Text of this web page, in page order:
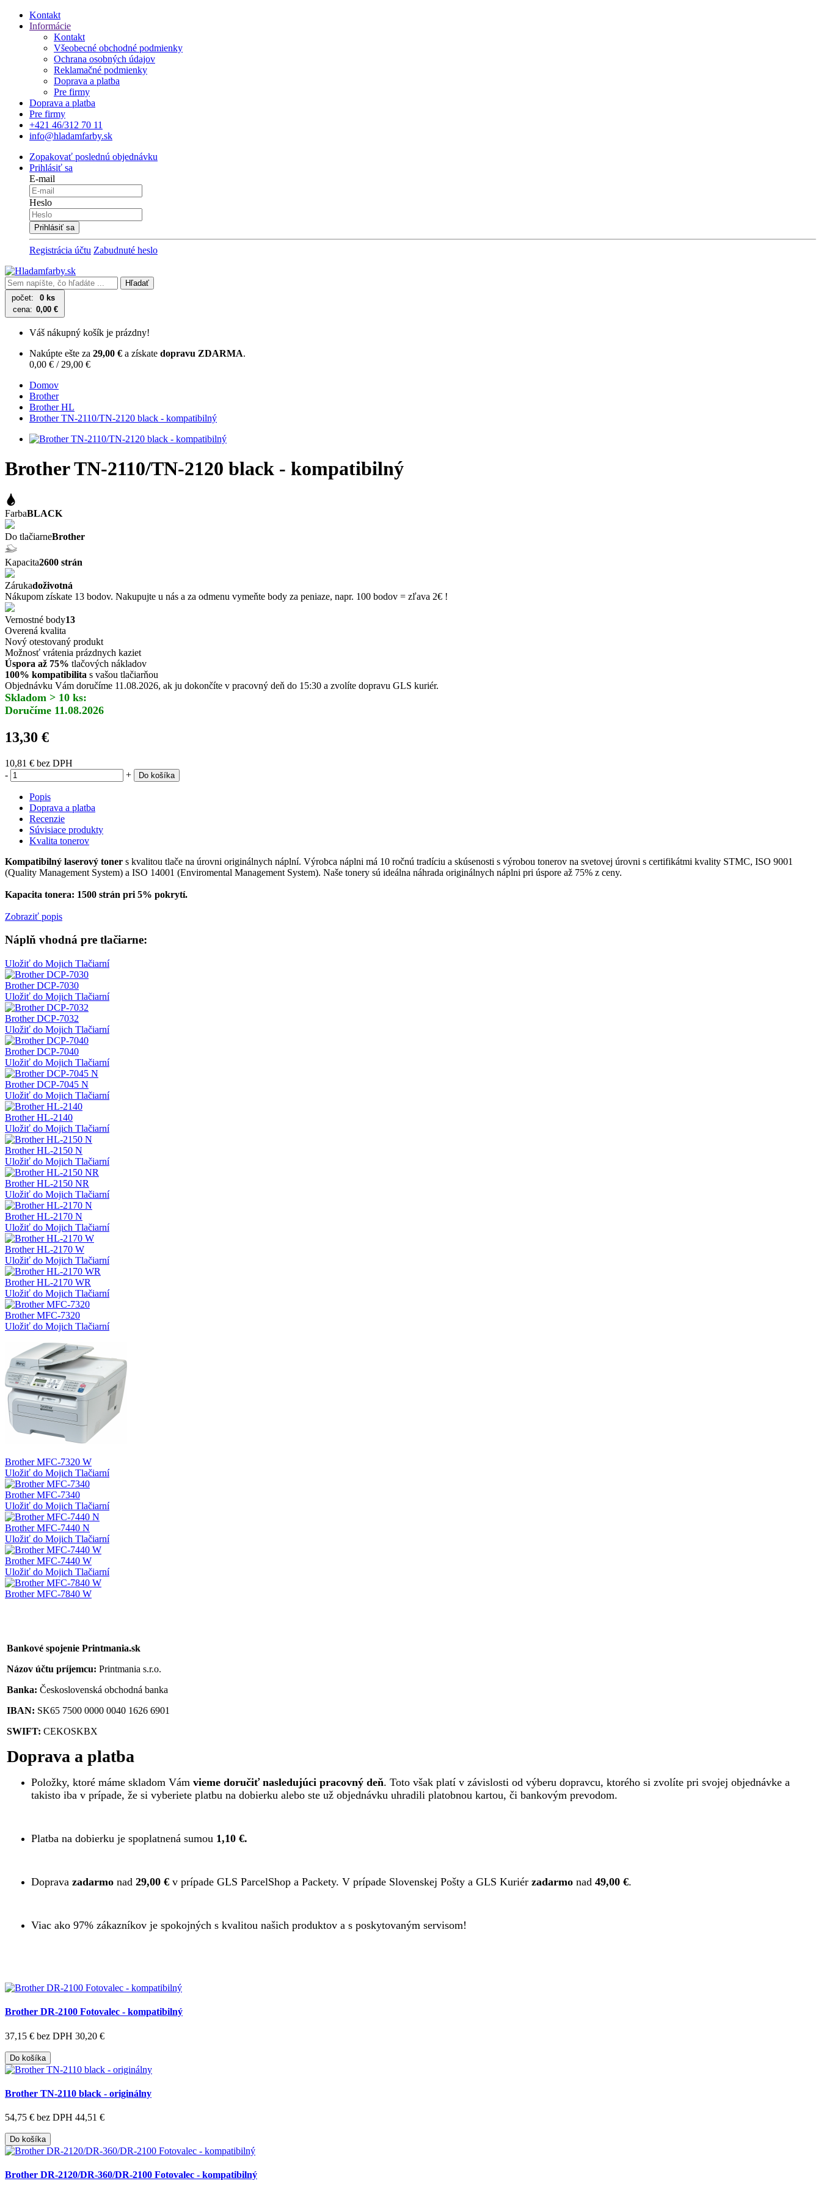
Kontakt
Informácie
Kontakt
Všeobecné obchodné podmienky
Ochrana osobných údajov
Reklamačné podmienky
Doprava a platba
Pre firmy
Doprava a platba
Pre firmy
+421 46/312 70 11
info@hladamfarby.sk
Zopakovať poslednú objednávku
Prihlásiť sa
E-mail
Heslo
Registrácia účtu Zabudnuté heslo
Hľadať
počet:
0 ks
cena: 0,00 €
Váš nákupný košík je prázdny!
Nakúpte ešte za 29,00 € a získate dopravu ZDARMA.
0,00 € / 29,00 €
Domov
Brother
Brother HL
Brother TN-2110/TN-2120 black - kompatibilný
Brother TN-2110/TN-2120 black - kompatibilný
FarbaBLACK
Do tlačiarneBrother
Kapacita2600 strán
Zárukadoživotná
Nákupom získate 13 bodov. Nakupujte u nás a za odmenu vymeňte body za peniaze, napr. 100 bodov = zľava 2€ !
Vernostné body13
Overená kvalita
Nový otestovaný produkt
Možnosť vrátenia prázdnych kaziet
Úspora až 75% tlačových nákladov
100% kompatibilita s vašou tlačiarňou
Objednávku Vám doručíme 11.08.2026, ak ju dokončíte v pracovný deň do 15:30 a zvolíte dopravu GLS kuriér.
Skladom > 10 ks:
Doručíme 11.08.2026
13,30 €
10,81 € bez DPH
-
+ Do košíka
Popis
Doprava a platba
Recenzie
Súvisiace produkty
Kvalita tonerov
Kompatibilný laserový toner s kvalitou tlače na úrovni originálnych náplní. Výrobca náplni má 10 ročnú tradíciu a skúsenosti s výrobou tonerov na svetovej úrovni s certifikátmi kvality STMC, ISO 9001
(Quality Management System) a ISO 14001 (Enviromental Management System). Naše tonery sú ideálna náhrada originálnych náplni pri úspore až 75% z ceny.
Kapacita tonera: 1500 strán pri 5% pokrytí.
Zobraziť popis
Náplň vhodná pre tlačiarne:
Uložiť do Mojich Tlačiarní
Brother DCP-7030
Uložiť do Mojich Tlačiarní
Brother DCP-7032
Uložiť do Mojich Tlačiarní
Brother DCP-7040
Uložiť do Mojich Tlačiarní
Brother DCP-7045 N
Uložiť do Mojich Tlačiarní
Brother HL-2140
Uložiť do Mojich Tlačiarní
Brother HL-2150 N
Uložiť do Mojich Tlačiarní
Brother HL-2150 NR
Uložiť do Mojich Tlačiarní
Brother HL-2170 N
Uložiť do Mojich Tlačiarní
Brother HL-2170 W
Uložiť do Mojich Tlačiarní
Brother HL-2170 WR
Uložiť do Mojich Tlačiarní
Brother MFC-7320
Uložiť do Mojich Tlačiarní
Brother MFC-7320 W
Uložiť do Mojich Tlačiarní
Brother MFC-7340
Uložiť do Mojich Tlačiarní
Brother MFC-7440 N
Uložiť do Mojich Tlačiarní
Brother MFC-7440 W
Uložiť do Mojich Tlačiarní
Brother MFC-7840 W
Bankové spojenie Printmania.sk
Názov účtu príjemcu: Printmania s.r.o.
Banka: Československá obchodná banka
IBAN: SK65 7500 0000 0040 1626 6901
SWIFT: CEKOSKBX
Doprava a platba
Položky, ktoré máme skladom Vám vieme doručiť nasledujúci pracovný deň. Toto však platí v závislosti od výberu dopravcu, ktorého si zvolíte pri svojej objednávke a
takisto iba v prípade, že si vyberiete platbu na dobierku alebo ste už objednávku uhradili platobnou kartou, či bankovým prevodom.
Platba na dobierku je spoplatnená sumou 1,10 €.
Doprava zadarmo nad 29,00 € v prípade GLS ParcelShop a Packety. V prípade Slovenskej Pošty a GLS Kuriér zadarmo nad 49,00 €.
Viac ako 97% zákazníkov je spokojných s kvalitou našich produktov a s poskytovaným servisom!
Brother DR-2100 Fotovalec - kompatibilný
37,15 € bez DPH 30,20 €
Do košíka
Brother TN-2110 black - originálny
54,75 € bez DPH 44,51 €
Do košíka
Brother DR-2120/DR-360/DR-2100 Fotovalec - kompatibilný